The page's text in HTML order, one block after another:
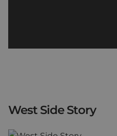
West Side Story